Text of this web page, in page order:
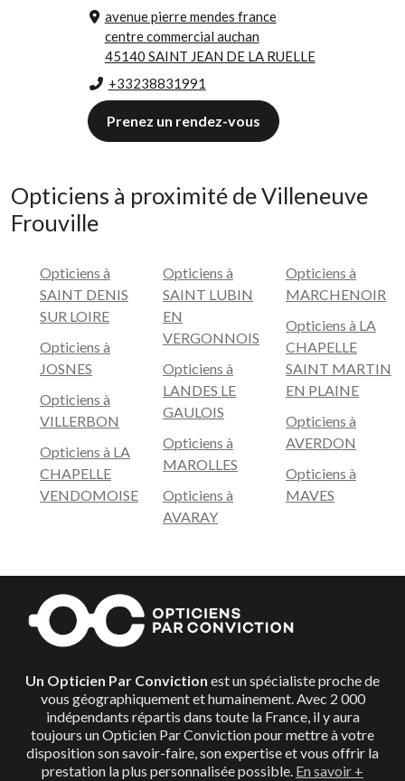
avenue pierre mendes france
centre commercial auchan
45140 SAINT JEAN DE LA RUELLE
+33238831991
Prenez un rendez-vous
Opticiens à proximité de Villeneuve
Frouville
Opticiens à
SAINT DENIS
SUR LOIRE
Opticiens à
JOSNES
Opticiens à
VILLERBON
Opticiens à LA
CHAPELLE
VENDOMOISE
Opticiens à
SAINT LUBIN
EN
VERGONNOIS
Opticiens à
LANDES LE
GAULOIS
Opticiens à
MAROLLES
Opticiens à
AVARAY
Opticiens à
MARCHENOIR
Opticiens à LA
CHAPELLE
SAINT MARTIN
EN PLAINE
Opticiens à
AVERDON
Opticiens à
MAVES
Un Opticien Par Conviction est un spécialiste proche de
vous géographiquement et humainement. Avec 2 000
indépendants répartis dans toute la France, il y aura
toujours un Opticien Par Conviction pour mettre à votre
disposition son savoir-faire, son expertise et vous offrir la
prestation la plus personnalisée possible. En savoir +